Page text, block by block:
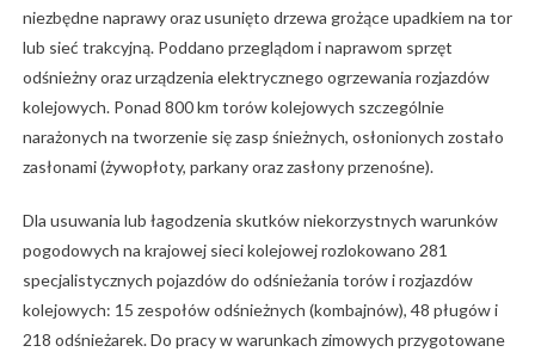
niezbędne naprawy oraz usunięto drzewa grożące upadkiem na tor
lub sieć trakcyjną. Poddano przeglądom i naprawom sprzęt
odśnieżny oraz urządzenia elektrycznego ogrzewania rozjazdów
kolejowych. Ponad 800 km torów kolejowych szczególnie
narażonych na tworzenie się zasp śnieżnych, osłonionych zostało
zasłonami (żywopłoty, parkany oraz zasłony przenośne).
Dla usuwania lub łagodzenia skutków niekorzystnych warunków
pogodowych na krajowej sieci kolejowej rozlokowano 281
specjalistycznych pojazdów do odśnieżania torów i rozjazdów
kolejowych: 15 zespołów odśnieżnych (kombajnów), 48 pługów i
218 odśnieżarek. Do pracy w warunkach zimowych przygotowane